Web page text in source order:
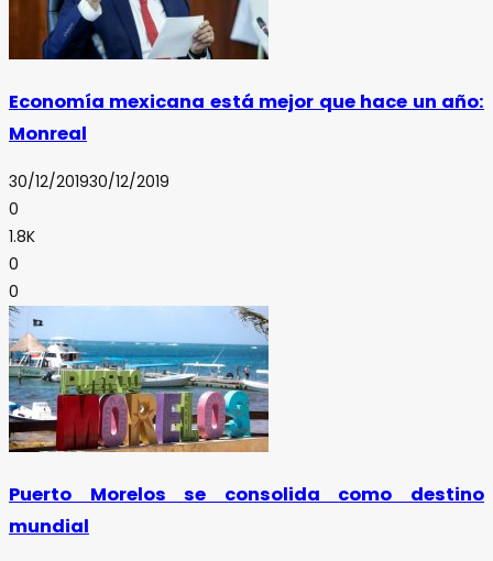
Economía mexicana está mejor que hace un año:
Monreal
30/12/201930/12/2019
0
1.8K
0
0
Puerto Morelos se consolida como destino
mundial